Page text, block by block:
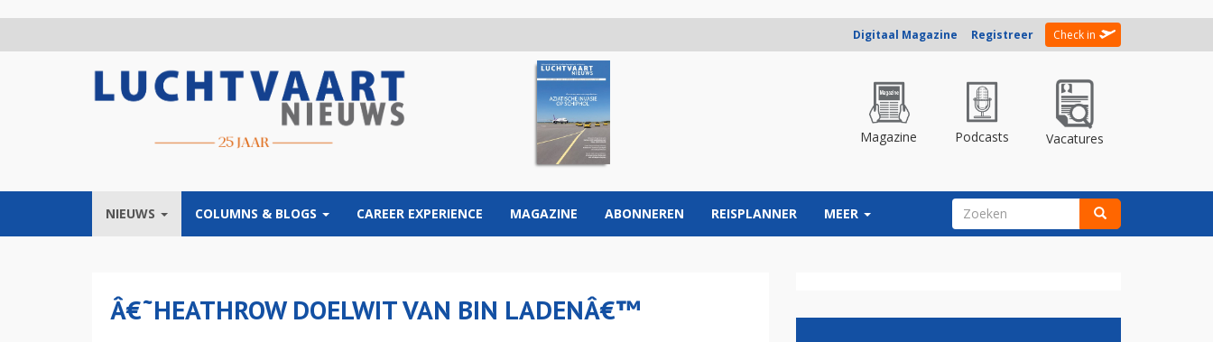
Digitaal Magazine Registreer Check in
Magazine Podcasts Vacatures
NIEUWS COLUMNS & BLOGS CAREER EXPERIENCE MAGAZINE ABONNEREN REISPLANNER MEER ZOEKVELD
Â€˜HEATHROW DOELWIT VAN BIN LADENÂ€™